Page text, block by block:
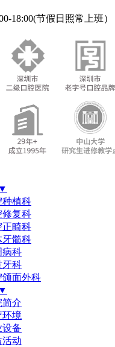
18:00(节假日照常上班）
种植科
修复科
正畸科
牙髓科
病科
牙科
颌面外科
简介
环境
设备
活动